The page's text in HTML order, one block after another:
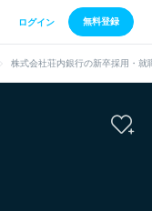
ログイン 無料登録
株式会社荘内銀行の新卒採用・就